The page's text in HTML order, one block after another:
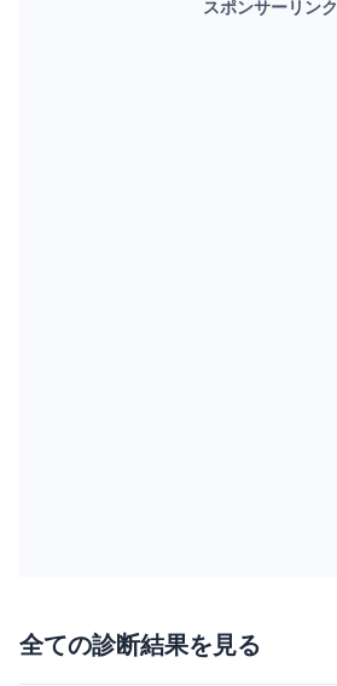
スポンサーリンク
全ての診断結果を見る